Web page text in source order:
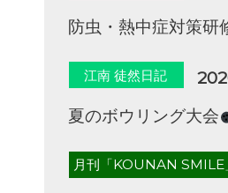
防虫・熱中症対策研
江南 徒然日記
夏のボウリング大会
月刊「KOUNAN SMILE